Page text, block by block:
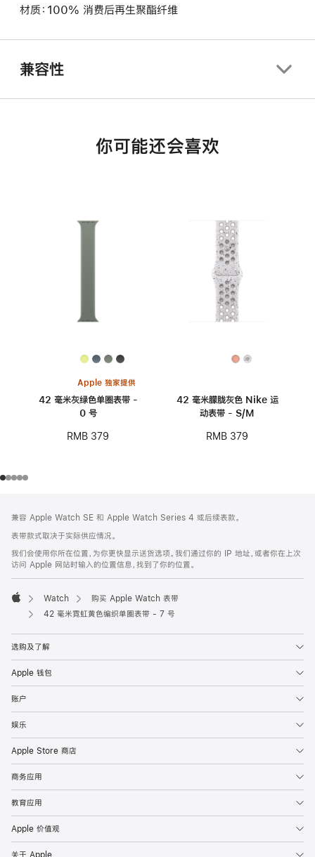
材质：100% 消费后再生聚酯纤维
兼容性
你可能还会喜欢
Apple 独家提供
42 毫米灰绿色单圈表带 -
0 号
RMB 379
42 毫米朦胧灰色 Nike 运
动表带 - S/M
RMB 379
页
页
脚
注
兼容 Apple Watch SE 和 Apple Watch Series 4 或后续表款。
表带款式取决于实际供应情况。
我们会使用你所在位置，为你更快显示送货选项。我们通过你的 IP 地址，或者你在上次
访问 Apple 网站时输入的位置信息，找到了你的位置。
Apple
Watch
购买 Apple Watch 表带
42 毫米霓虹黄色编织单圈表带 - 7 号
选购及了解
Apple 钱包
账户
娱乐
Apple Store 商店
商务应用
教育应用
Apple 价值观
关于 Apple